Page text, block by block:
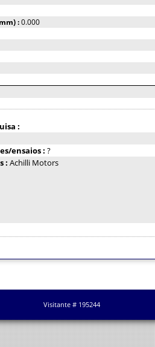
:0.000
:
ensaios : ?
: Achilli Motors
Visitante # 195244